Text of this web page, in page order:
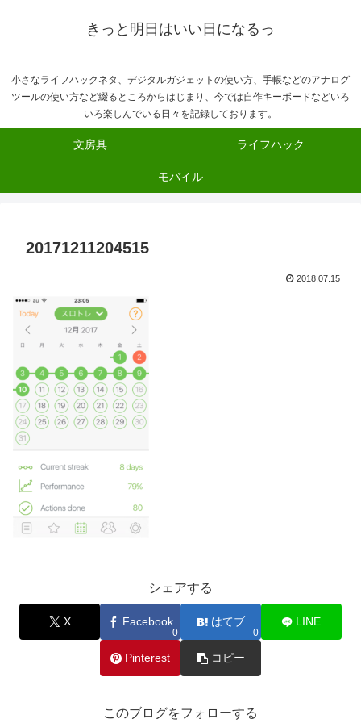
きっと明日はいい日になるっ
小さなライフハックネタ、デジタルガジェットの使い方、手帳などのアナログ
ツールの使い方など綴るところからはじまり、今では自作キーボードなどいろ
いろ楽しんでいる日々を記録しております。
文房具 ライフハック
モバイル
20171211204515
2018.07.15
シェアする
X Facebook
0
はてブ
0
LINE
Pinterest コピー
このブログをフォローする